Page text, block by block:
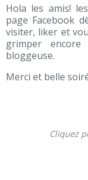
Hola les amis!
page Facebook
visiter, liker et
grimper
bloggeuse.
Merci et belle
Cliquez